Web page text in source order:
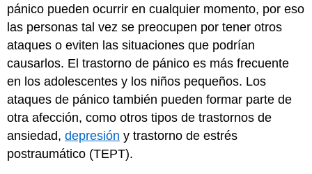
pánico pueden ocurrir en cualquier momento, por eso
las personas tal vez se preocupen por tener otros
ataques o eviten las situaciones que podrían
causarlos. El trastorno de pánico es más frecuente
en los adolescentes y los niños pequeños. Los
ataques de pánico también pueden formar parte de
otra afección, como otros tipos de trastornos de
ansiedad, depresión y trastorno de estrés
postraumático (TEPT).